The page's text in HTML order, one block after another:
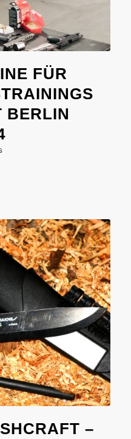
FÜR A
AM
WA
–